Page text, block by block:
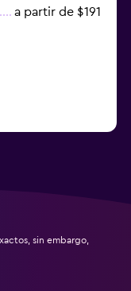
a partir de $191
sin embargo,